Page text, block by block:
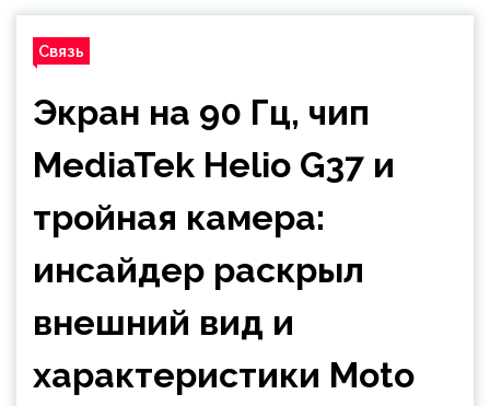
Связь
Экран на 90 Гц, чип
MediaTek Helio G37 и
тройная камера:
инсайдер раскрыл
внешний вид и
характеристики Moto